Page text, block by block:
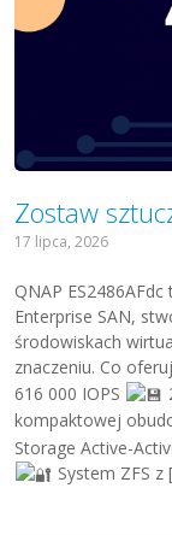
Zostaw
17 lipca, 2026
QNAP
Enterprise SAN,
środowiskach
znaczeniu. Co
616 000 IOPS
kompaktowej
Storage Active-
System ZFS z